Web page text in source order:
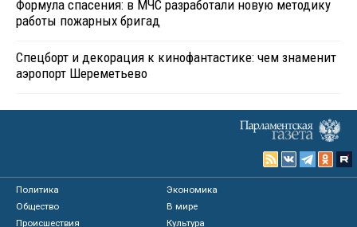
Формула спасения: в МЧС разработали новую методику
работы пожарных бригад
Спецборт и декорация к кинофантастике: чем знаменит
аэропорт Шереметьево
Политика
Экономика
Общество
В мире
Происшествия
Культура